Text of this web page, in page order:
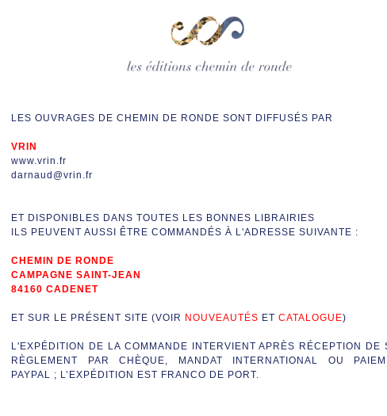
LES OUVRAGES DE CHEMIN DE RONDE SONT DIFFUSÉS PAR
VRIN
www.vrin.fr
darnaud@vrin.fr
ET DISPONIBLES DANS TOUTES LES BONNES LIBRAIRIES
ILS PEUVENT AUSSI ÊTRE COMMANDÉS À L'ADRESSE SUIVANTE :
CHEMIN DE RONDE
CAMPAGNE SAINT-JEAN
84160 CADENET
ET SUR LE PRÉSENT SITE (VOIR NOUVEAUTÉS ET CATALOGUE)
L'EXPÉDITION DE LA COMMANDE INTERVIENT APRÈS RÉCEPTION DE
RÈGLEMENT PAR CHÈQUE, MANDAT INTERNATIONAL OU
PAYPAL ; L’EXPÉDITION EST FRANCO DE PORT.